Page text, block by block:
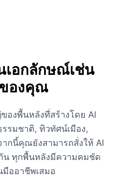
อกลักษณ์เช่น
องคุณ
องพื้นหลังที่สร้างโดย AI
รมชาติ, ทิวทัศน์เมือง,
กนี้คุณยังสามารถสั่งให้ AI
น ทุกพื้นหลังมีความคมชัด
ออาชีพเสมอ